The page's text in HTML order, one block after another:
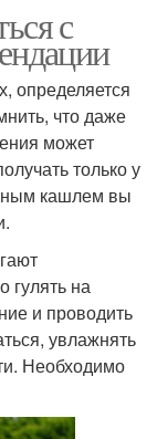
с
определяется
что даже
может
только у
кашлем вы
гулять на
и проводить
увлажнять
Необходимо